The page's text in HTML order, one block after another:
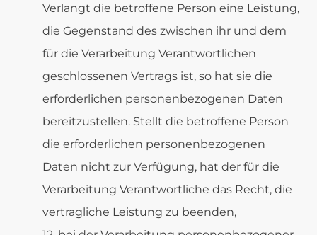
Verlangt die betroffene Person eine Leistung,
die Gegenstand des zwischen ihr und dem
für die Verarbeitung Verantwortlichen
geschlossenen Vertrags ist, so hat sie die
erforderlichen personenbezogenen Daten
bereitzustellen. Stellt die betroffene Person
die erforderlichen personenbezogenen
Daten nicht zur Verfügung, hat der für die
Verarbeitung Verantwortliche das Recht, die
vertragliche Leistung zu beenden,